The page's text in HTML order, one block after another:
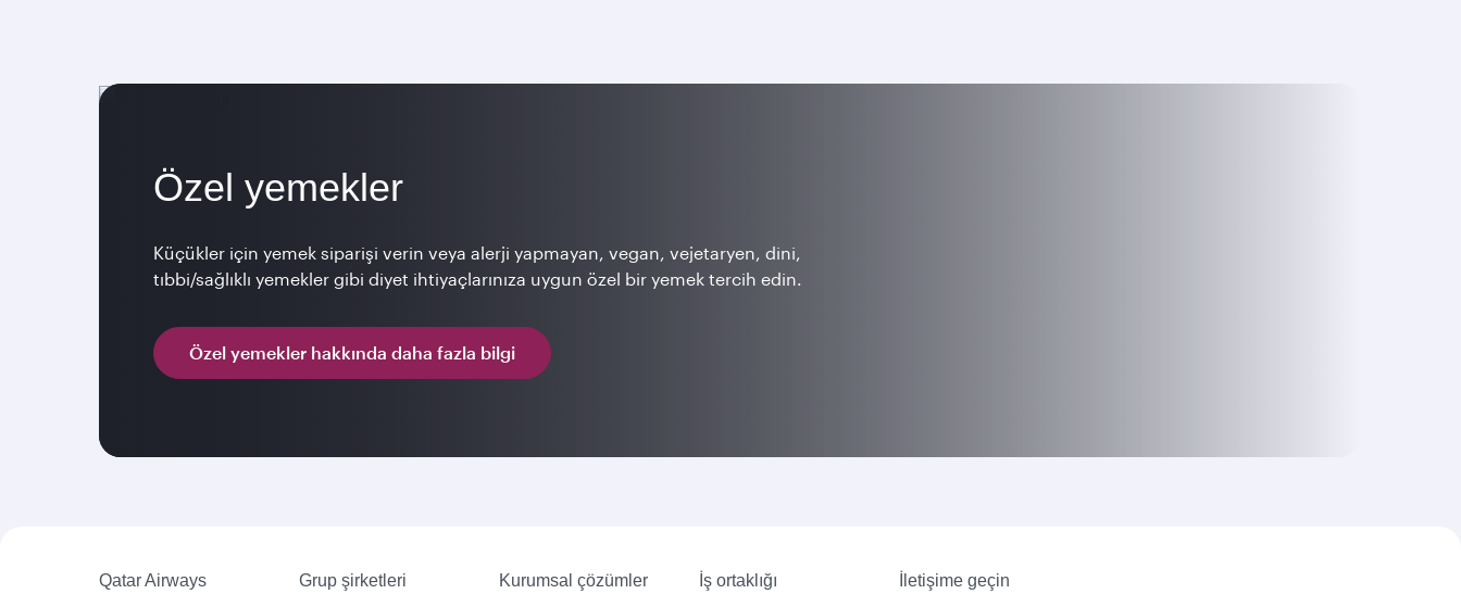
Özel yemekler
Küçükler için yemek siparişi verin veya alerji yapmayan, vegan, vejetaryen, dini,
tıbbi/sağlıklı yemekler gibi diyet ihtiyaçlarınıza uygun özel bir yemek tercih edin.
Özel yemekler hakkında daha fazla bilgi
Qatar Airways Grup şirketleri Kurumsal çözümler İş ortaklığı İletişime geçin